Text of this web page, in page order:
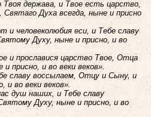
Твоя держава, и Твое есть царство,
Духа всегда, ныне и присно
и человеколюбия еси, и Тебе славу
Духу, ныне и присно, и во
и прославися царство Твое, Отца
присно, и во веки веков».
славу воссылаем, Отцу и Сыну, и
и во веки веков».
душ наших, и Тебе славу
Духу, ныне и присно, и во